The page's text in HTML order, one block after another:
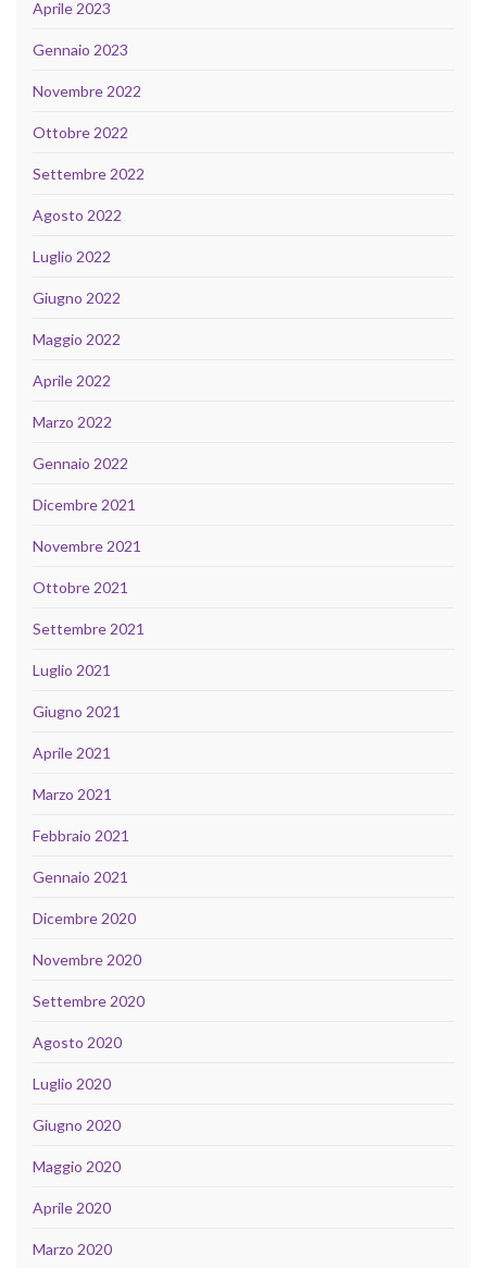
Aprile 2023
Gennaio 2023
Novembre 2022
Ottobre 2022
Settembre 2022
Agosto 2022
Luglio 2022
Giugno 2022
Maggio 2022
Aprile 2022
Marzo 2022
Gennaio 2022
Dicembre 2021
Novembre 2021
Ottobre 2021
Settembre 2021
Luglio 2021
Giugno 2021
Aprile 2021
Marzo 2021
Febbraio 2021
Gennaio 2021
Dicembre 2020
Novembre 2020
Settembre 2020
Agosto 2020
Luglio 2020
Giugno 2020
Maggio 2020
Aprile 2020
Marzo 2020